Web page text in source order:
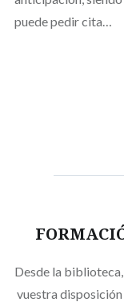
puede pedir cita…
Desde la
vuestra